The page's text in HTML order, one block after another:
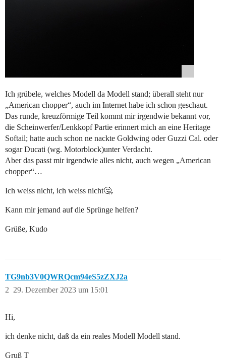
Ich grübele, welches Modell da Modell stand; überall steht nur
„American chopper“, auch im Internet habe ich schon geschaut.
Das runde, kreuzförmige Teil kommt mir irgendwie bekannt vor,
die Scheinwerfer/Lenkkopf Partie erinnert mich an eine Heritage
Softail; hatte auch schon ne nackte Goldwing oder Guzzi Cal. oder
sogar Ducati (wg. Motorblock)unter Verdacht.
Aber das passt mir irgendwie alles nicht, auch wegen „American
chopper“…
Ich weiss nicht, ich weiss nicht🤔.
Kann mir jemand auf die Sprünge helfen?
Grüße, Kudo
TG9nb3V0QWRQcm94eS5zZXJ2a
29. Dezember 2023 um 15:01
2
Hi,
ich denke nicht, daß da ein reales Modell Modell stand.
Gruß T